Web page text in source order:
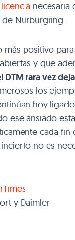
necesaria
de Nürburgring.
más positivo
y que
DTM rara vez
los
hoy
ese ansiado
cada fin
no es
y Daimler